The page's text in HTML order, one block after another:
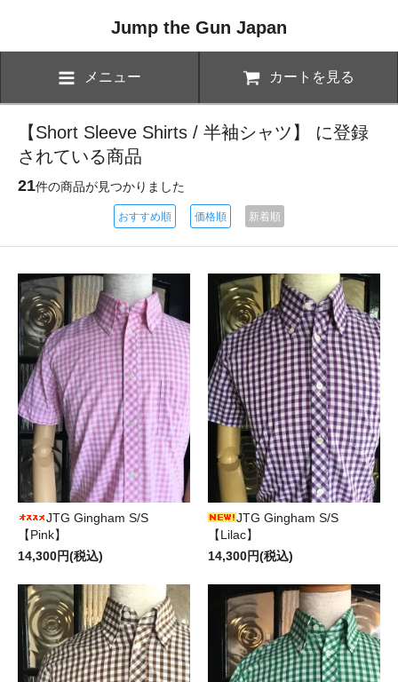
Jump the Gun Japan
メニュー カートを見る
【Short Sleeve Shirts / 半袖シャツ】 に登録
されている商品
21件の商品が見つかりました
おすすめ順 価格順 新着順
JTG Gingham S/S
【Pink】
14,300円(税込)
JTG Gingham S/S
【Lilac】
14,300円(税込)